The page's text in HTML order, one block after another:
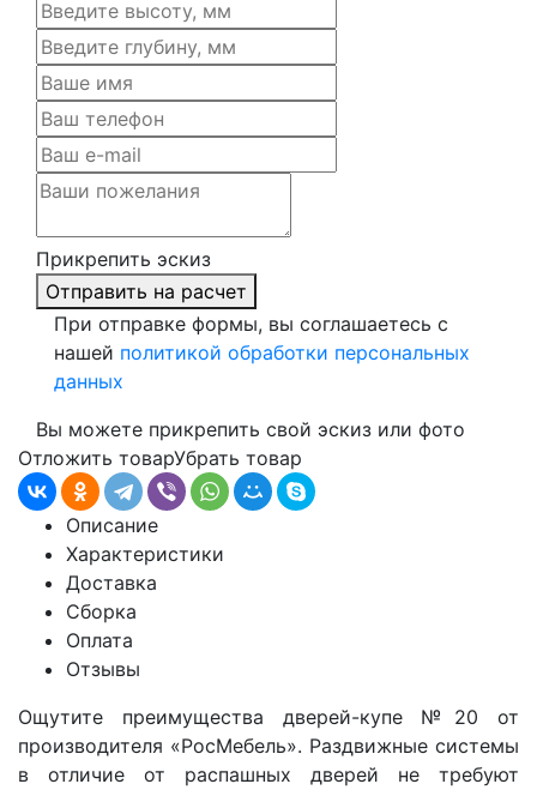
Прикрепить эскиз
Отправить на расчет
При отправке формы, вы соглашаетесь с
нашей политикой обработки персональных
данных
Вы можете прикрепить свой эскиз или фото
Отложить товарУбрать товар
Описание
Характеристики
Доставка
Сборка
Оплата
Отзывы
Ощутите преимущества дверей-купе №20от
производителя «РосМебель». Раздвижные системы
в отличие от распашных дверей не требуют